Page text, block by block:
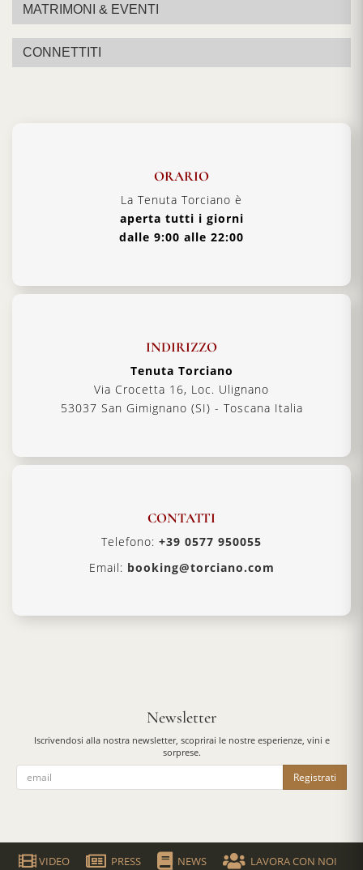
MATRIMONI & EVENTI
CONNETTITI
ORARIO
La Tenuta Torciano è
aperta tutti i giorni
dalle 9:00 alle 22:00
INDIRIZZO
Tenuta Torciano
Via Crocetta 16, Loc. Ulignano
53037 San Gimignano (SI) - Toscana Italia
CONTATTI
Telefono: +39 0577 950055
Email: booking@torciano.com
Newsletter
Iscrivendosi alla nostra newsletter, scoprirai le nostre esperienze, vini e
sorprese.
Registrati
VIDEO PRESS NEWS LAVORA CON NOI